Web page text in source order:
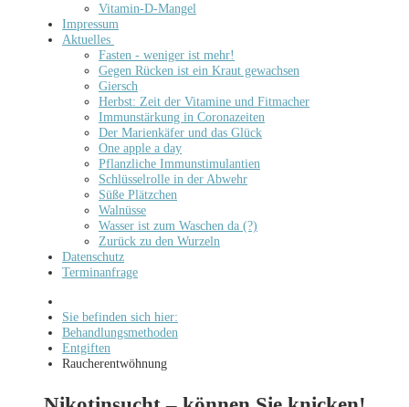
Vitamin-D-Mangel
Impressum
Aktuelles
Fasten - weniger ist mehr!
Gegen Rücken ist ein Kraut gewachsen
Giersch
Herbst: Zeit der Vitamine und Fitmacher
Immunstärkung in Coronazeiten
Der Marienkäfer und das Glück
One apple a day
Pflanzliche Immunstimulantien
Schlüsselrolle in der Abwehr
Süße Plätzchen
Walnüsse
Wasser ist zum Waschen da (?)
Zurück zu den Wurzeln
Datenschutz
Terminanfrage
Sie befinden sich hier:
Behandlungsmethoden
Entgiften
Raucherentwöhnung